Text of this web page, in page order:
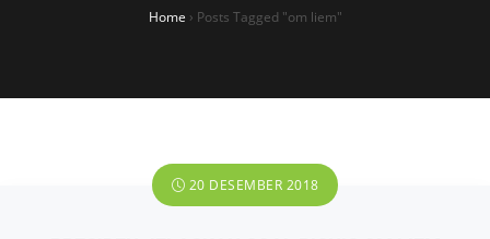
Home › Posts Tagged "om liem"
20 DESEMBER 2018